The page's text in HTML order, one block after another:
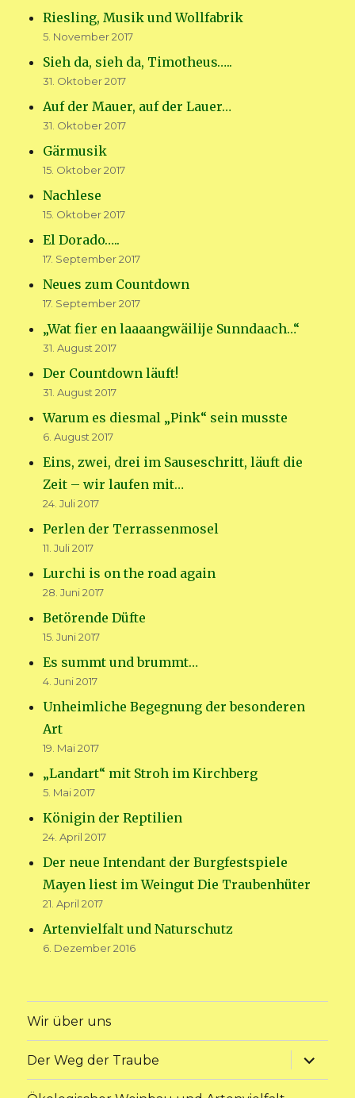
Riesling, Musik und Wollfabrik
5. November 2017
Sieh da, sieh da, Timotheus…..
31. Oktober 2017
Auf der Mauer, auf der Lauer…
31. Oktober 2017
Gärmusik
15. Oktober 2017
Nachlese
15. Oktober 2017
El Dorado…..
17. September 2017
Neues zum Countdown
17. September 2017
„Wat fier en laaaangwäilije Sunndaach…“
31. August 2017
Der Countdown läuft!
31. August 2017
Warum es diesmal „Pink“ sein musste
6. August 2017
Eins, zwei, drei im Sauseschritt, läuft die
Zeit – wir laufen mit…
24. Juli 2017
Perlen der Terrassenmosel
11. Juli 2017
Lurchi is on the road again
28. Juni 2017
Betörende Düfte
15. Juni 2017
Es summt und brummt…
4. Juni 2017
Unheimliche Begegnung der besonderen
Art
19. Mai 2017
„Landart“ mit Stroh im Kirchberg
5. Mai 2017
Königin der Reptilien
24. April 2017
Der neue Intendant der Burgfestspiele
Mayen liest im Weingut Die Traubenhüter
21. April 2017
Artenvielfalt und Naturschutz
6. Dezember 2016
Wir über uns
Der Weg der Traube